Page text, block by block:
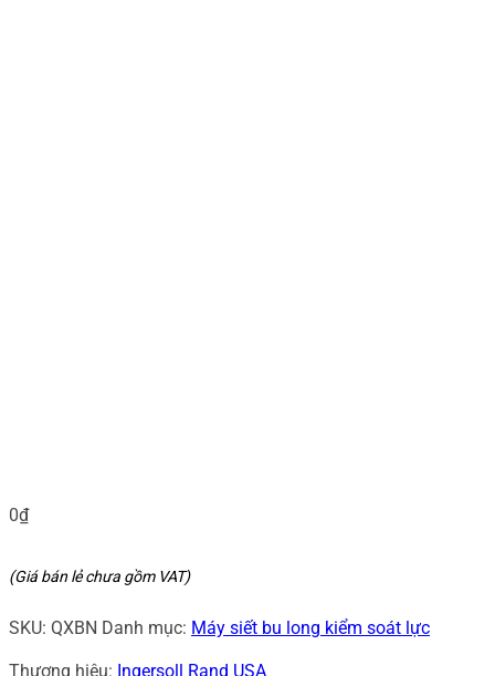
0₫
(Giá bán lẻ chưa gồm VAT)
SKU: QXBN Danh mục: Máy siết bu long kiểm soát lực
Thương hiệu: Ingersoll Rand USA